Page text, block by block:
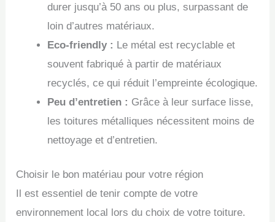
durer jusqu’à 50 ans ou plus, surpassant de
loin d’autres matériaux.
Eco-friendly : Le métal est recyclable et
souvent fabriqué à partir de matériaux
recyclés, ce qui réduit l’empreinte écologique.
Peu d’entretien : Grâce à leur surface lisse,
les toitures métalliques nécessitent moins de
nettoyage et d’entretien.
Choisir le bon matériau pour votre région
Il est essentiel de tenir compte de votre
environnement local lors du choix de votre toiture.